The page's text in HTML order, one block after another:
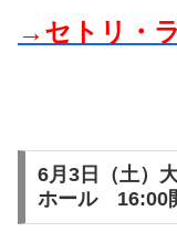
→セトリ・
6月3日（土）
ホール 16:00